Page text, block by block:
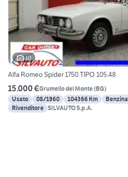
10
Alfa Romeo Spider 1750 TIPO 105.48
15.000 €Grumello del Monte(BG)
Usato
08/1960 104366 Km Benzina
Rivenditore SILVAUTO S.p.A.